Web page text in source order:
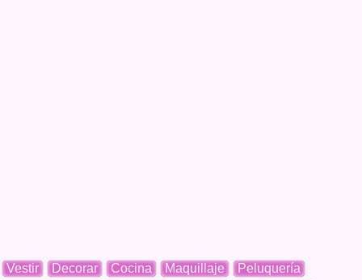
Vestir Decorar Cocina Maquillaje
Peluquería